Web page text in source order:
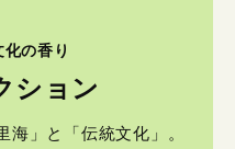
の香り
ション
」と「伝統文化」。